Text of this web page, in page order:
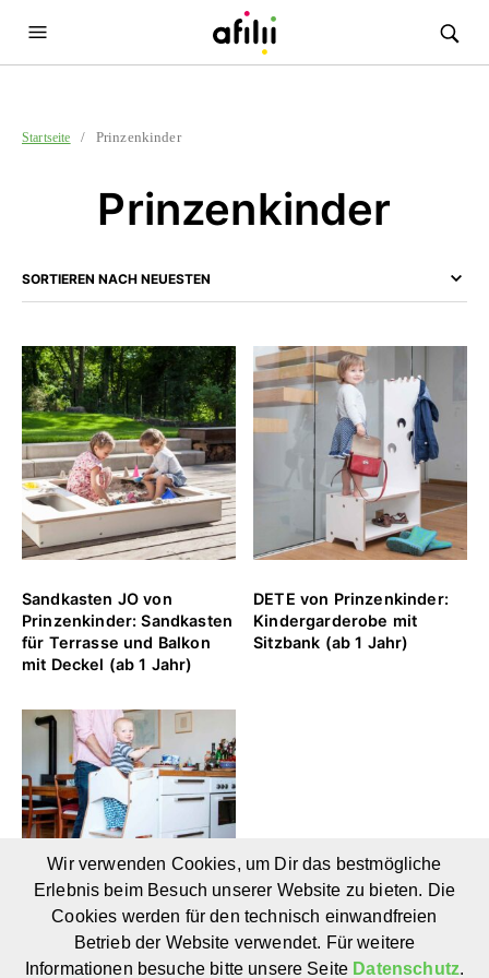
Startseite / Prinzenkinder
Prinzenkinder
Sandkasten JO von
Prinzenkinder: Sandkasten
für Terrasse und Balkon
mit Deckel (ab 1 Jahr)
DETE von Prinzenkinder:
Kindergarderobe mit
Sitzbank (ab 1 Jahr)
CARL von Prinzenkinder:
Wir verwenden Cookies, um Dir das bestmögliche
Erlebnis beim Besuch unserer Website zu bieten. Die
Cookies werden für den technisch einwandfreien
Betrieb der Website verwendet. Für weitere
Informationen besuche bitte unsere Seite Datenschutz.